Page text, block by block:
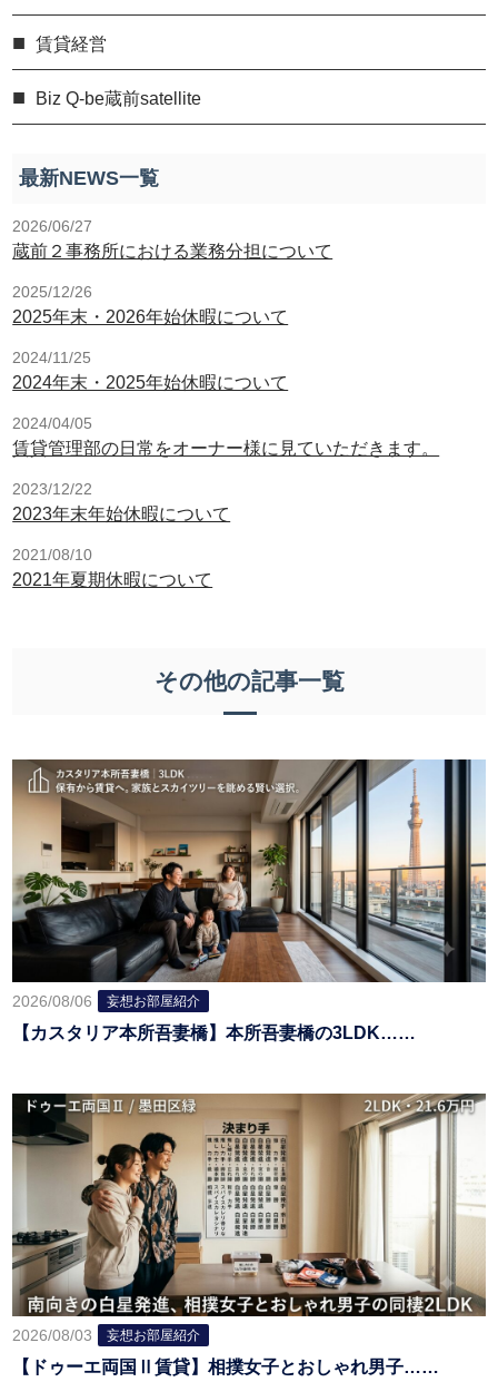
賃貸経営
Biz Q-be蔵前satellite
最新NEWS一覧
2026/06/27
蔵前２事務所における業務分担について
2025/12/26
2025年末・2026年始休暇について
2024/11/25
2024年末・2025年始休暇について
2024/04/05
賃貸管理部の日常をオーナー様に見ていただきます。
2023/12/22
2023年末年始休暇について
2021/08/10
2021年夏期休暇について
その他の記事一覧
2026/08/06 妄想お部屋紹介
【カスタリア本所吾妻橋】本所吾妻橋の3LDK……
2026/08/03 妄想お部屋紹介
【ドゥーエ両国Ⅱ賃貸】相撲女子とおしゃれ男子……